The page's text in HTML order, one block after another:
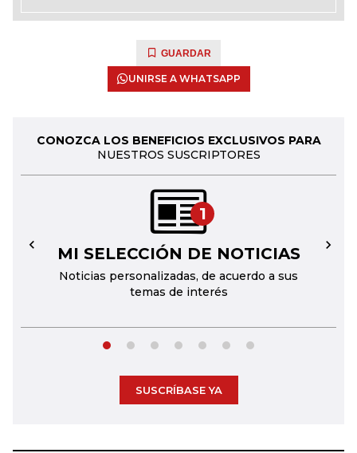
GUARDAR
UNIRSE A WHATSAPP
CONOZCA LOS BENEFICIOS EXCLUSIVOS PARA
NUESTROS SUSCRIPTORES
1
MI SELECCIÓN DE NOTICIAS
Noticias personalizadas, de acuerdo a sus
temas de interés
← →
SUSCRÍBASE YA